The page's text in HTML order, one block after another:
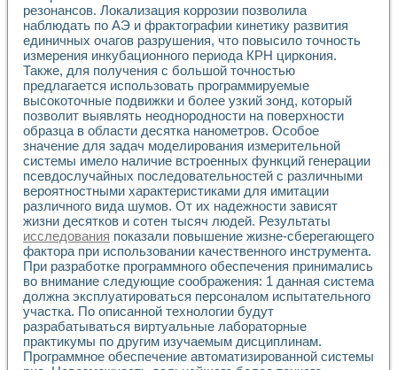
резонансов. Локализация коррозии позволила
наблюдать по АЭ и фрактографии кинетику развития
единичных очагов разрушения, что повысило точность
измерения инкубационного периода КРН циркония.
Также, для получения с большой точностью
предлагается использовать программируемые
высокоточные подвижки и более узкий зонд, который
позволит выявлять неоднородности на поверхности
образца в области десятка нанометров. Особое
значение для задач моделирования измерительной
системы имело наличие встроенных функций генерации
псевдослучайных последовательностей с различными
вероятностными характеристиками для имитации
различного вида шумов. От их надежности зависят
жизни десятков и сотен тысяч людей. Результаты
исследования показали повышение жизне-сберегающего
фактора при использовании качественного инструмента.
При разработке программного обеспечения принимались
во внимание следующие соображения: 1 данная система
должна эксплуатироваться персоналом испытательного
участка. По описанной технологии будут
разрабатываться виртуальные лабораторные
практикумы по другим изучаемым дисциплинам.
Программное обеспечение автоматизированной системы